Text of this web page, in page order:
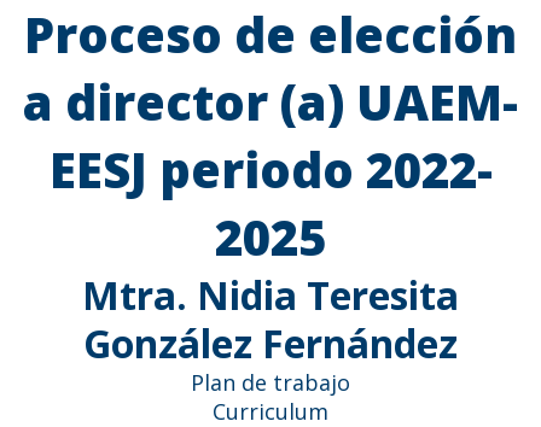
Proceso de elección
a director (a) UAEM-
EESJ periodo 2022-
2025
Mtra. Nidia Teresita
González Fernández
Plan de trabajo
Curriculum